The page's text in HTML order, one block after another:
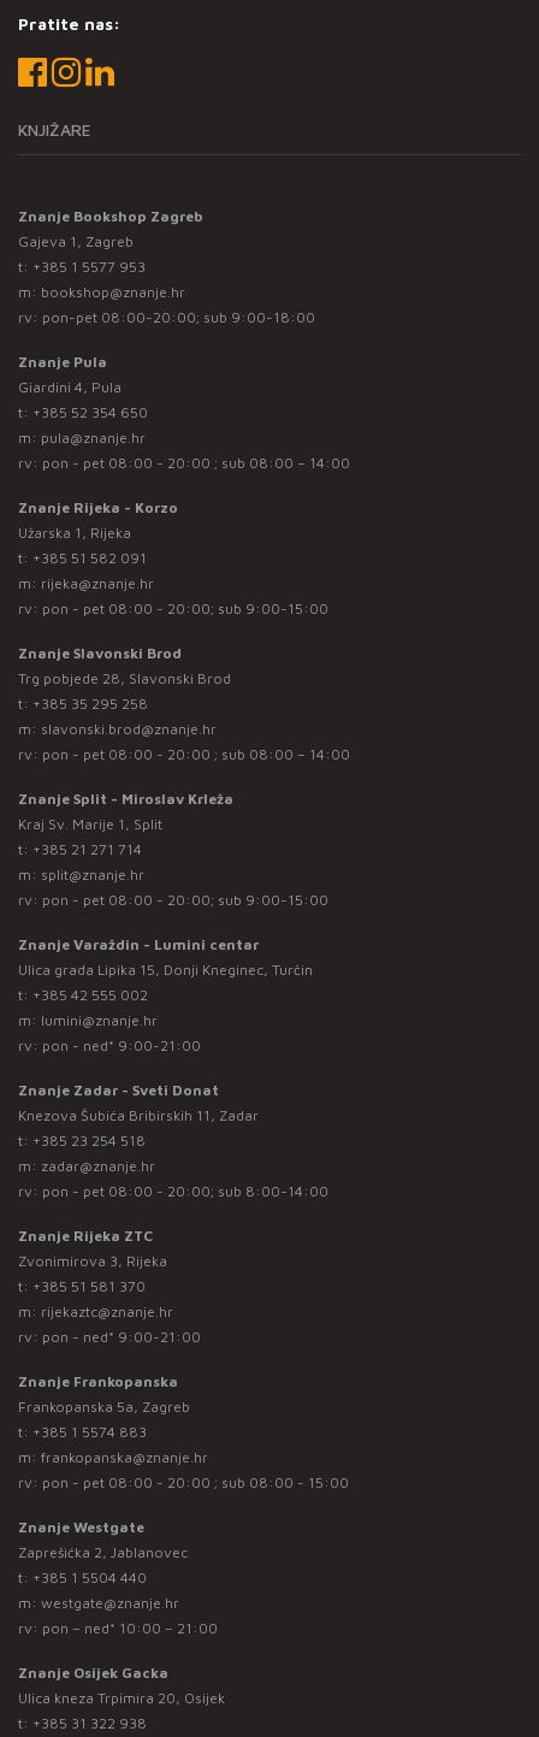
Pratite nas:
KNJIŽARE
Znanje Bookshop Zagreb
Gajeva 1, Zagreb
t: +385 1 5577 953
m: bookshop@znanje.hr
rv: pon-pet 08:00-20:00; sub 9:00-18:00
Znanje Pula
Giardini 4, Pula
t: +385 52 354 650
m: pula@znanje.hr
rv: pon - pet 08:00 - 20:00 ; sub 08:00 – 14:00
Znanje Rijeka - Korzo
Užarska 1, Rijeka
t: +385 51 582 091
m: rijeka@znanje.hr
rv: pon - pet 08:00 - 20:00; sub 9:00-15:00
Znanje Slavonski Brod
Trg pobjede 28, Slavonski Brod
t: +385 35 295 258
m: slavonski.brod@znanje.hr
rv: pon - pet 08:00 - 20:00 ; sub 08:00 – 14:00
Znanje Split - Miroslav Krleža
Kraj Sv. Marije 1, Split
t: +385 21 271 714
m: split@znanje.hr
rv: pon - pet 08:00 - 20:00; sub 9:00-15:00
Znanje Varaždin - Lumini centar
Ulica grada Lipika 15, Donji Kneginec, Turčin
t: +385 42 555 002
m: lumini@znanje.hr
rv: pon - ned* 9:00-21:00
Znanje Zadar - Sveti Donat
Knezova Šubića Bribirskih 11, Zadar
t: +385 23 254 518
m: zadar@znanje.hr
rv: pon - pet 08:00 - 20:00; sub 8:00-14:00
Znanje Rijeka ZTC
Zvonimirova 3, Rijeka
t: +385 51 581 370
m: rijekaztc@znanje.hr
rv: pon - ned* 9:00-21:00
Znanje Frankopanska
Frankopanska 5a, Zagreb
t: +385 1 5574 883
m: frankopanska@znanje.hr
rv: pon - pet 08:00 - 20:00 ; sub 08:00 - 15:00
Znanje Westgate
Zaprešićka 2, Jablanovec
t: +385 1 5504 440
m: westgate@znanje.hr
rv: pon – ned* 10:00 – 21:00
Znanje Osijek Gacka
Ulica kneza Trpimira 20, Osijek
t: +385 31 322 938